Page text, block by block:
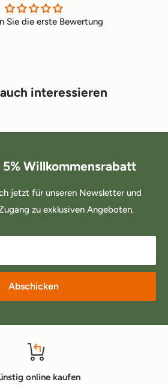
Sie die erste Bewertung
interessieren
Willkommensrabatt
jetzt für unseren Newsletter und
zu exklusiven Angeboten.
Abschicken
online kaufen